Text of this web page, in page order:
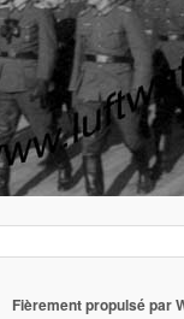
Fièrement propulsé par